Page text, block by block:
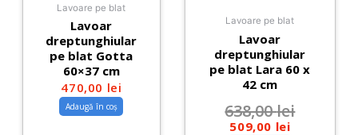
Lavoare pe blat
Lavoar
dreptunghiular
pe blat Gotta
60×37 cm
470,00 lei
Adaugă în coș
Lavoare pe blat
Lavoar
dreptunghiular
pe blat Lara 60 x
42 cm
638,00lei
509,00 lei